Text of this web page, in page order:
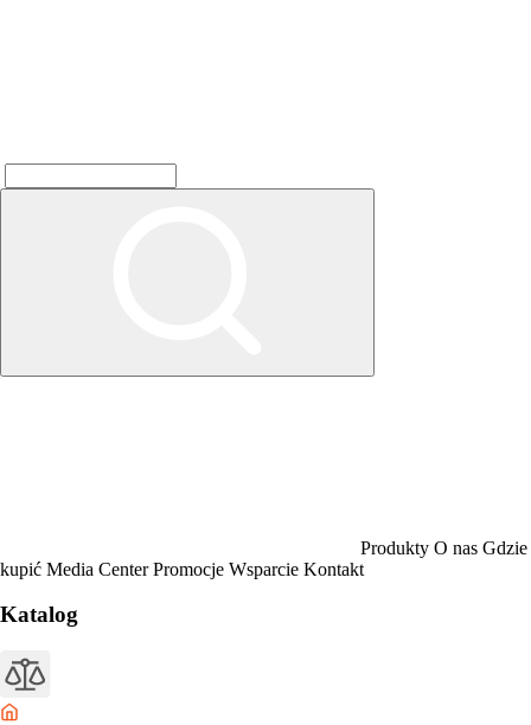
Produkty O nas Gdzie
kupić Media CenterPromocje Wsparcie Kontakt
Katalog